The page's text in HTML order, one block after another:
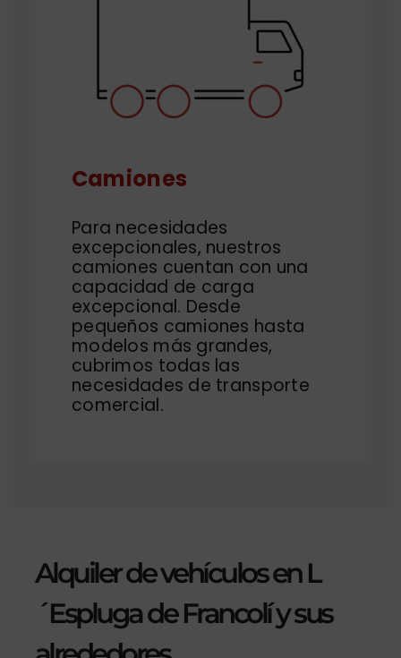
Camiones
Para necesidades
excepcionales, nuestros
camiones cuentan con una
capacidad de carga
excepcional. Desde
pequeños camiones hasta
modelos más grandes,
cubrimos todas las
necesidades de transporte
comercial.
Alquiler de vehículos en L
´Espluga de Francolí y sus